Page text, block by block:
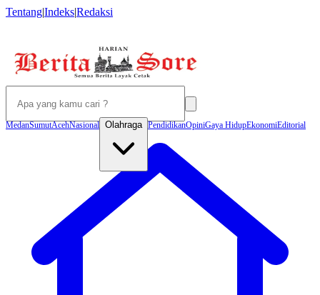
Tentang|Indeks|Redaksi
MedanSumutAcehNasional Olahraga PendidikanOpiniGaya HidupEkonomiEditorial